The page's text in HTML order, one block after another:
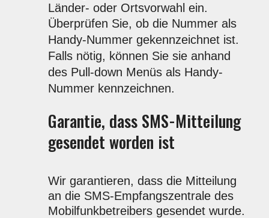
Länder- oder Ortsvorwahl ein.
Überprüfen Sie, ob die Nummer als
Handy-Nummer gekennzeichnet ist.
Falls nötig, können Sie sie anhand
des Pull-down Menüs als Handy-
Nummer kennzeichnen.
Garantie, dass SMS-Mitteilung
gesendet worden ist
Wir garantieren, dass die Mitteilung
an die SMS-Empfangszentrale des
Mobilfunkbetreibers gesendet wurde.